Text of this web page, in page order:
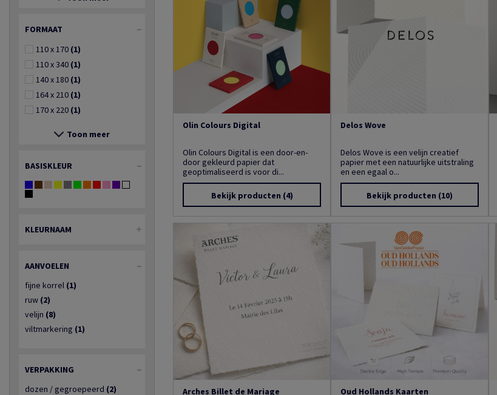
FORMAAT
110 x 170 (1)
110 x 340 (1)
140 x 180 (1)
164 x 210 (1)
170 x 220 (1)
Toon meer
BASISKLEUR
KLEURNAAM
AANVOELEN
fijne korrel (1)
ruw (2)
velijn (8)
viltmarkering (1)
VERPAKKING
dozen / gegroepeerd (2)
Olin Colours Digital
Olin Colours Digital is een door-en-
door gekleurd papier dat
geoptimaliseerd is voor di...
Bekijk producten (4)
Delos Wove
Delos Wove is een velijn creatief
papier met een natuurlijke uitstraling
en een egaal o...
Bekijk producten (10)
Arches Billet de Mariage
Oud Hollands Kaarten